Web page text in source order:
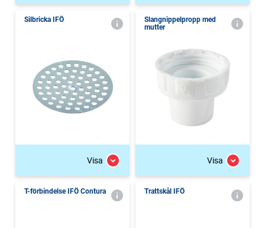
Silbricka IFÖ
Visa
Slangnippelpropp med
mutter
Visa
T-förbindelse IFÖ Contura Trattskål IFÖ